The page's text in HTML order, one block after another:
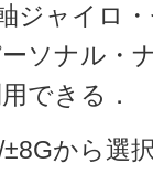
ジャイロ
ソナル・
できる．
から選